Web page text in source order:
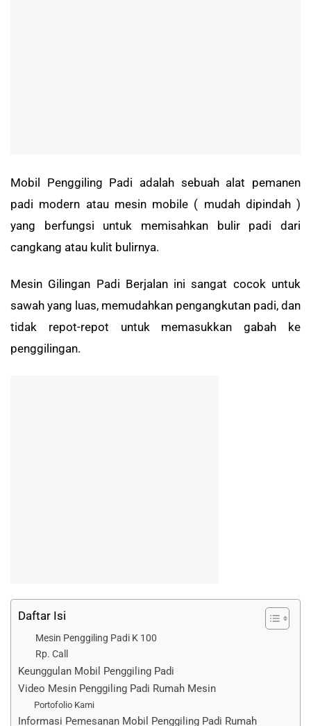
Mobil Penggiling Padi adalah sebuah alat pemanen
padi modern atau mesin mobile ( mudah dipindah )
yang berfungsi untuk memisahkan bulir padi dari
cangkang atau kulit bulirnya.
Mesin Gilingan Padi Berjalan ini sangat cocok untuk
sawah yang luas, memudahkan pengangkutan padi, dan
tidak repot-repot untuk memasukkan gabah ke
penggilingan.
Daftar Isi
Mesin Penggiling Padi K 100
Rp. Call
Keunggulan Mobil Penggiling Padi
Video Mesin Penggiling Padi Rumah Mesin
Portofolio Kami
Informasi Pemesanan Mobil Penggiling Padi Rumah